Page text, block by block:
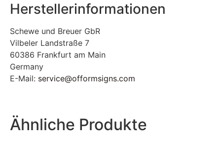
Herstellerinformationen
Schewe und Breuer GbR
Vilbeler Landstraße 7
60386 Frankfurt am Main
Germany
E-Mail: service@offormsigns.com
Ähnliche Produkte